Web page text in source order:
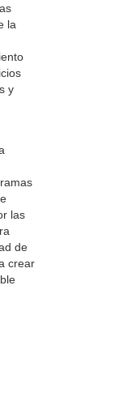
la
y
las
de
crear